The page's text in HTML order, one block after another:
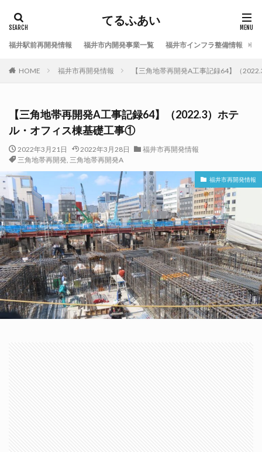
てるふあい
福井駅前再開発情報 福井市内開発事業一覧 福井市インフラ整備情報
HOME 福井市再開発情報 【三角地帯再開発A工事記録64】（
【三角地帯再開発A工事記録64】（2022.3）ホテ
ル・オフィス棟基礎工事①
2022年3月21日 2022年3月28日
福井市再開発情報
三角地帯再開発, 三角地帯再開発A
福井市再開発情報